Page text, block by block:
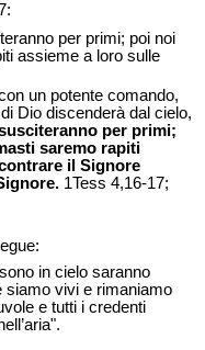
per primi; poi noi
assieme a loro sulle
un potente comando,
Dio discenderà dal cielo,
per primi;
saremo rapiti
il Signore
1Tess 4,16-17;
in cielo saranno
siamo vivi e rimaniamo
e tutti i credenti